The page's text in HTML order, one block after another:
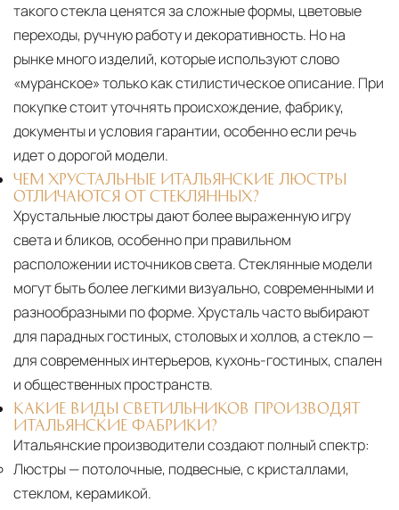
такого стекла ценятся за сложные формы, цветовые
переходы, ручную работу и декоративность. Но на
рынке много изделий, которые используют слово
«муранское» только как стилистическое описание. При
покупке стоит уточнять происхождение, фабрику,
документы и условия гарантии, особенно если речь
идет о дорогой модели.
ЧЕМ ХРУСТАЛЬНЫЕ ИТАЛЬЯНСКИЕ ЛЮСТРЫ
ОТЛИЧАЮТСЯ ОТ СТЕКЛЯННЫХ?
Хрустальные люстры дают более выраженную игру
света и бликов, особенно при правильном
расположении источников света. Стеклянные модели
могут быть более легкими визуально, современными и
разнообразными по форме. Хрусталь часто выбирают
для парадных гостиных, столовых и холлов, а стекло —
для современных интерьеров, кухонь-гостиных, спален
и общественных пространств.
КАКИЕ ВИДЫ СВЕТИЛЬНИКОВ ПРОИЗВОДЯТ
ИТАЛЬЯНСКИЕ ФАБРИКИ?
Итальянские производители создают полный спектр:
Люстры— потолочные, подвесные, с кристаллами,
стеклом, керамикой.